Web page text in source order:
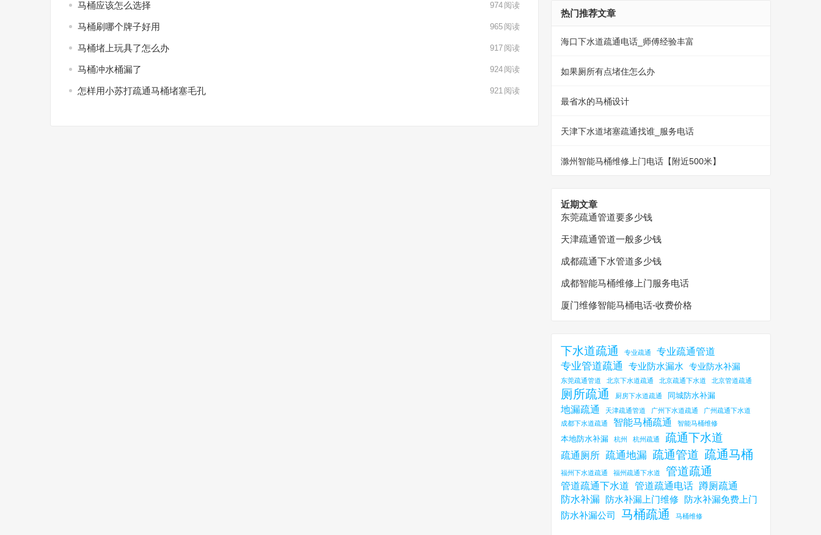
马桶应该怎么选择 974 阅读
马桶刷哪个牌子好用 965 阅读
马桶堵上玩具了怎么办 917 阅读
马桶冲水桶漏了 924 阅读
怎样用小苏打疏通马桶堵塞毛孔 921 阅读
热门推荐文章
海口下水道疏通电话_师傅经验丰富
如果厕所有点堵住怎么办
最省水的马桶设计
天津下水道堵塞疏通找谁_服务电话
滁州智能马桶维修上门电话【附近500米】
近期文章
东莞疏通管道要多少钱
天津疏通管道一般多少钱
成都疏通下水管道多少钱
成都智能马桶维修上门服务电话
厦门维修智能马桶电话-收费价格
下水道疏通 专业疏通 专业疏通管道
专业管道疏通 专业防水漏水 专业防水补漏
东莞疏通管道 北京下水道疏通 北京疏通下水道 北京管道疏通
厕所疏通 厨房下水道疏通 同城防水补漏
地漏疏通 天津疏通管道 广州下水道疏通
广州疏通下水道
成都下水道疏通
智能马桶疏通 智能马桶维修
本地防水补漏 杭州 杭州疏通 疏通下水道
疏通厕所 疏通地漏 疏通管道 疏通马桶
福州下水道疏通 福州疏通下水道 管道疏通
管道疏通下水道 管道疏通电话 蹲厕疏通
防水补漏 防水补漏上门维修
防水补漏免费上门
防水补漏公司
马桶疏通 马桶维修